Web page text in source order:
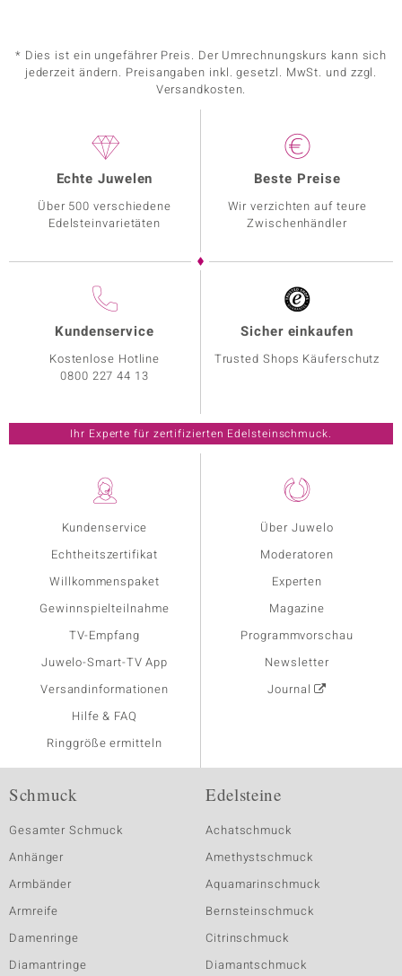
* Dies ist ein ungefährer Preis. Der Umrechnungskurs kann sich
jederzeit ändern. Preisangaben inkl. gesetzl. MwSt. und zzgl.
Versandkosten.
Kundenservice
Echtheitszertifikat
Willkommenspaket
Gewinnspielteilnahme
TV-Empfang
Juwelo-Smart-TV App
Versandinformationen
Hilfe & FAQ
Ringgröße ermitteln
Über Juwelo
Moderatoren
Experten
Magazine
Programmvorschau
Newsletter
Journal
Echte Juwelen
Über 500 verschiedene
Edelsteinvarietäten
Beste Preise
Wir verzichten auf teure
Zwischenhändler
Kundenservice
Kostenlose Hotline
0800 227 44 13
Sicher einkaufen
Trusted Shops Käuferschutz
Ihr Experte für zertifizierten Edelsteinschmuck.
Schmuck
Gesamter Schmuck
Anhänger
Armbänder
Armreife
Damenringe
Diamantringe
Edelsteine
Achatschmuck
Amethystschmuck
Aquamarinschmuck
Bernsteinschmuck
Citrinschmuck
Diamantschmuck